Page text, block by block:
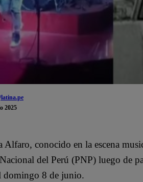
2025
conocido en la escena
del Perú (PNP) luego de
domingo 8 de junio.